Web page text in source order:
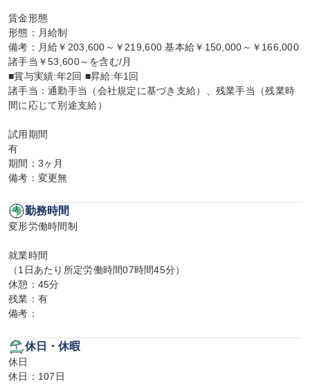
賃金形態
形態：月給制
備考：月給￥203,600～￥219,600 基本給￥150,000～￥166,000
諸手当￥53,600～を含む/月
■賞与実績:年2回 ■昇給:年1回
諸手当：通勤手当（会社規定に基づき支給）、残業手当（残業時
間に応じて別途支給）
試用期間
有
期間：3ヶ月
備考：変更無
勤務時間
変形労働時間制
就業時間
（1日あたり所定労働時間07時間45分）
休憩：45分
残業：有
備考：
休日・休暇
休日
休日：107日